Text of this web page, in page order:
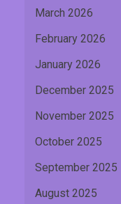
March 2026
February 2026
January 2026
December 2025
November 2025
October 2025
September 2025
August 2025